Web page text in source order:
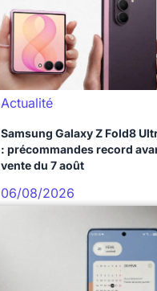
Actualité
Samsung Galaxy Z Fold8
: précommandes record
vente du 7 août
06/08/2026